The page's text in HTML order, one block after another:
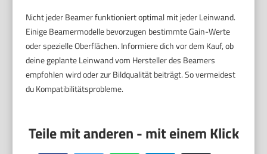
Nicht jeder Beamer funktioniert optimal mit jeder Leinwand.
Einige Beamermodelle bevorzugen bestimmte Gain-Werte
oder spezielle Oberflächen. Informiere dich vor dem Kauf, ob
deine geplante Leinwand vom Hersteller des Beamers
empfohlen wird oder zur Bildqualität beiträgt. So vermeidest
du Kompatibilitätsprobleme.